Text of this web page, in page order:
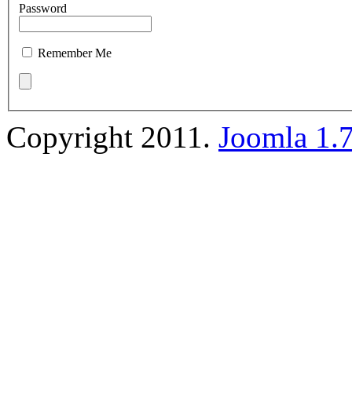
Password
Remember Me
Copyright 2011. Joomla